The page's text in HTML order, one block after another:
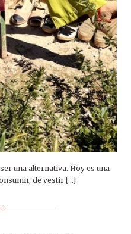
una alternativa. Hoy es una
de vestir […]